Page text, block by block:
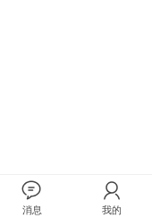
消息 我的